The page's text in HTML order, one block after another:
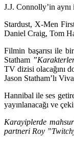
J.J. Connolly’in
Stardust, X-Men
Daniel Craig, Tom
Filmin başarısı ile
Statham
TV dizisi olacağını
Jason Statham’lı
Hannibal ile ses
yayınlanacağı ve
Karayiplerde
partneri Roy